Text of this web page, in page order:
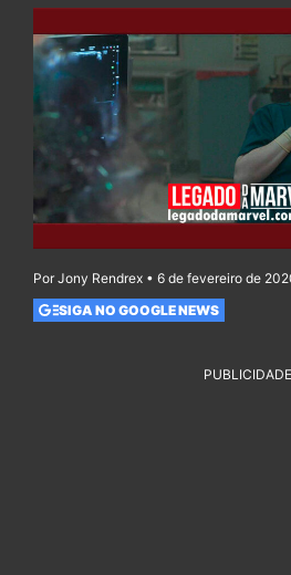
Por Jony Rendrex • 6 de fevereiro de
SIGA NO GOOGLE NEWS
PUBLICIDADE